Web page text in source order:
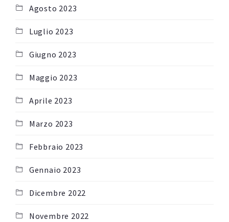
Agosto 2023
Luglio 2023
Giugno 2023
Maggio 2023
Aprile 2023
Marzo 2023
Febbraio 2023
Gennaio 2023
Dicembre 2022
Novembre 2022